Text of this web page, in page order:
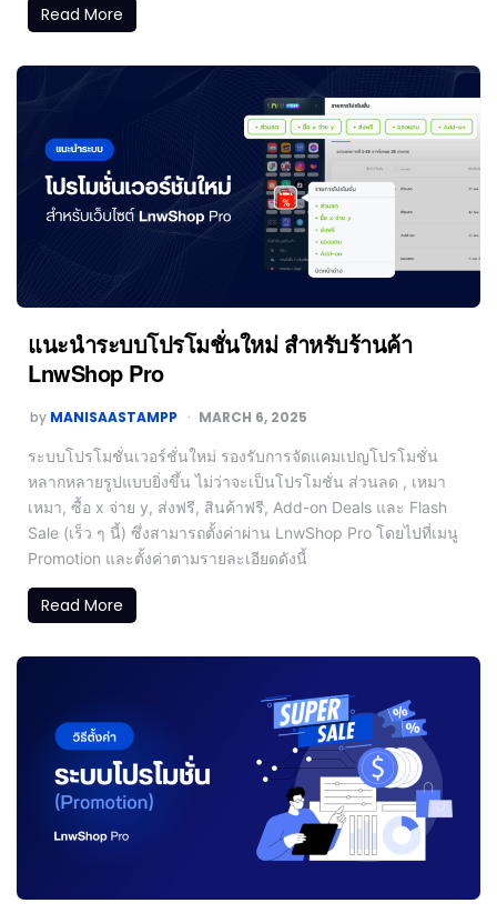
Read More
แนะนำระบบโปรโมชั่นใหม่ สำหรับร้านค้า
LnwShop Pro
by MANISAASTAMPP MARCH 6, 2025
ระบบโปรโมชั่นเวอร์ชั่นใหม่ รองรับการจัดแคมเปญโปรโมชั่น
หลากหลายรูปแบบยิ่งขึ้น ไม่ว่าจะเป็นโปรโมชั่น ส่วนลด , เหมา
เหมา, ซื้อ x จ่าย y, ส่งฟรี, สินค้าฟรี, Add-on Deals และ Flash
Sale (เร็ว ๆ นี้) ซึ่งสามารถตั้งค่าผ่าน LnwShop Pro โดยไปที่เมนู
Promotion และตั้งค่าตามรายละเอียดดังนี้
Read More